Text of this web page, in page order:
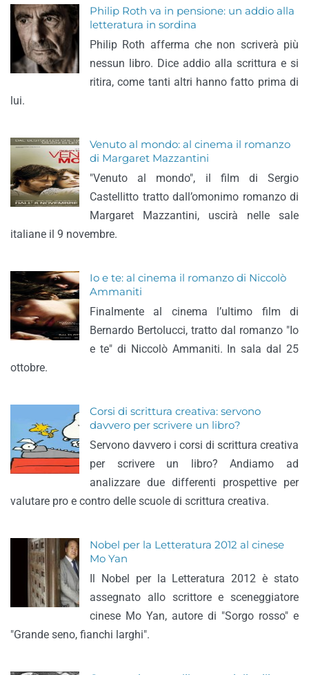
Philip Roth va in pensione: un addio alla
letteratura in sordina
Philip Roth afferma che non scriverà più
nessun libro. Dice addio alla scrittura e si
ritira, come tanti altri hanno fatto prima di
lui.
Venuto al mondo: al cinema il romanzo
di Margaret Mazzantini
"Venuto al mondo", il film di Sergio
Castellitto tratto dall’omonimo romanzo di
Margaret Mazzantini, uscirà nelle sale
italiane il 9 novembre.
Io e te: al cinema il romanzo di Niccolò
Ammaniti
Finalmente al cinema l’ultimo film di
Bernardo Bertolucci, tratto dal romanzo "Io
e te" di Niccolò Ammaniti. In sala dal 25
ottobre.
Corsi di scrittura creativa: servono
davvero per scrivere un libro?
Servono davvero i corsi di scrittura creativa
per scrivere un libro? Andiamo ad
analizzare due differenti prospettive per
valutare pro e contro delle scuole di scrittura creativa.
Nobel per la Letteratura 2012 al cinese
Mo Yan
Il Nobel per la Letteratura 2012 è stato
assegnato allo scrittore e sceneggiatore
cinese Mo Yan, autore di "Sorgo rosso" e
"Grande seno, fianchi larghi".